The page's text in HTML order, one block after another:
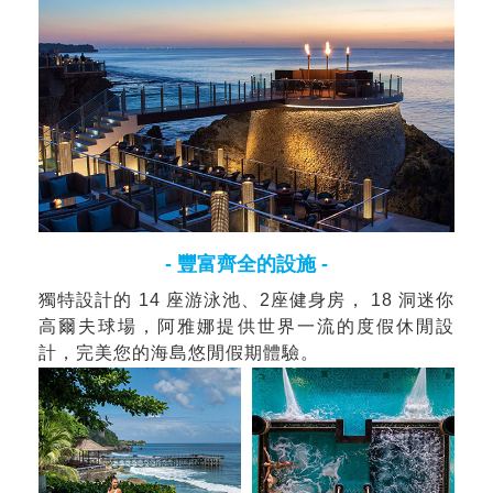
- 豐富齊全的設施 -
獨特設計的 14 座游泳池、2座健身房， 18 洞迷你
高爾夫球場，阿雅娜提供世界一流的度假休閒設
計，完美您的海島悠閒假期體驗。